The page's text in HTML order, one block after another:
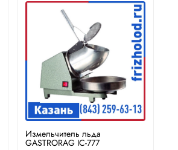
Измельчитель льда
GASTRORAG IC-777